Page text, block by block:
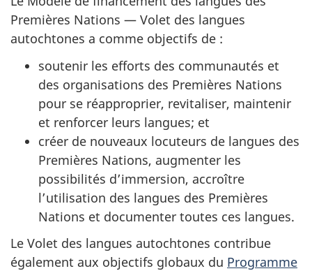
Premières Nations — Volet des langues
autochtones a comme objectifs de :
soutenir les efforts des communautés et
des organisations des Premières Nations
pour se réapproprier, revitaliser, maintenir
et renforcer leurs langues; et
créer de nouveaux locuteurs de langues des
Premières Nations, augmenter les
possibilités d’immersion, accroître
l’utilisation des langues des Premières
Nations et documenter toutes ces langues.
Le Volet des langues autochtones contribue
également aux objectifs globaux du Programme